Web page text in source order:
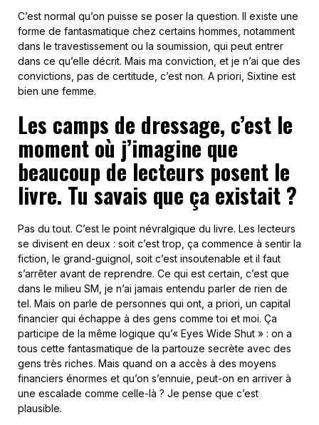
C’est normal qu’on puisse se poser la question. Il existe une
forme de fantasmatique chez certains hommes, notamment
dans le travestissement ou la soumission, qui peut entrer
dans ce qu’elle décrit. Mais ma conviction, et je n’ai que des
convictions, pas de certitude, c’est non. A priori, Sixtine est
bien une femme.
Les camps de dressage, c’est le
moment où j’imagine que
beaucoup de lecteurs posent le
livre. Tu savais que ça existait ?
Pas du tout. C’est le point névralgique du livre. Les lecteurs
se divisent en deux : soit c’est trop, ça commence à sentir la
fiction, le grand-guignol, soit c’est insoutenable et il faut
s’arrêter avant de reprendre. Ce qui est certain, c’est que
dans le milieu SM, je n’ai jamais entendu parler de rien de
tel. Mais on parle de personnes qui ont, a priori, un capital
financier qui échappe à des gens comme toi et moi. Ça
participe de la même logique qu’« Eyes Wide Shut » : on a
tous cette fantasmatique de la partouze secrète avec des
gens très riches. Mais quand on a accès à des moyens
financiers énormes et qu’on s’ennuie, peut-on en arriver à
une escalade comme celle-là ? Je pense que c’est
plausible.